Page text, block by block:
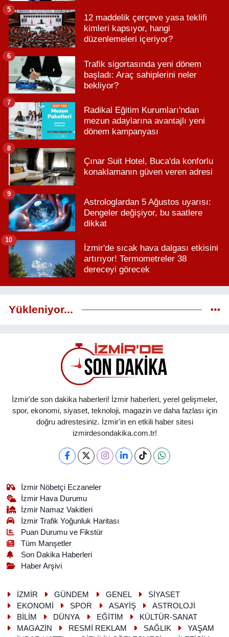
12 maddelik çerçeve yasa teklifi
kimleri kapsıyor, hangi
düzenlemeleri içeriyor?
5
Trafik sigortasında yeni dönem
başladı: Araç sahiplerini neler
bekliyor?
6
Radikal Eğitim Kurumları'ndan
mezun adaylarına avantajlı yeni
dönem kampanyası
7
Çınar Suit Hotel, Buca'da konforlu
konaklamanın güven veren adresi
8
Astrologlardan 5 Ağustos uyarısı:
Dengeler değişiyor, bu saatlere
dikkat
9
İzmir'de sıcak hava dalgası etkisini
artırıyor! Termometreler 38
dereceyi görecek
10
Yükleniyor...
İzmir'de son dakika haberleri! İzmir haberleri, yerel gelişmeler,
spor, ekonomi, siyaset, teknoloji, magazin ve daha fazlası için
doğru adrestesiniz. İzmir'in en etkili haber sitesi
izmirdesondakika.com.tr!
İzmir Nöbetçi Eczaneler
İzmir Hava Durumu
İzmir Namaz Vakitleri
İzmir Trafik Yoğunluk Haritası
Puan Durumu ve Fikstür
Tüm Manşetler
Son Dakika Haberleri
Haber Arşivi
İZMİR GÜNDEM GENEL
SİYASET
EKONOMİ
SPOR ASAYİŞ
ASTROLOJİ
BİLİM
DÜNYA EĞİTİM
KÜLTÜR-SANAT
MAGAZİN
RESMİ REKLAM SAĞLIK
YAŞAM